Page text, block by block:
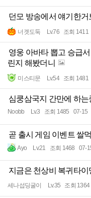
던모 방송에서 얘기한거
너겟도둑 Lv.76 조회 1411
영웅 아바타 뽑고 승급
린지 해봤더니
미스티문 Lv.54 조회 1481
심쿵삼국지 간만에 하는
Noobb Lv.3 조회 1485 07-15
곧 출시 게임 이벤트 쌀
Ayo Lv.21 조회 1468 07-
지금은 천상비 복귀타이
세나섭딩굴이 Lv.35 조회 1364